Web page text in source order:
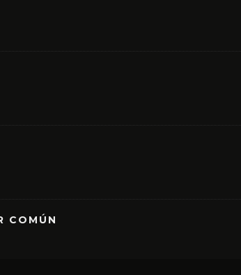
COMÚN